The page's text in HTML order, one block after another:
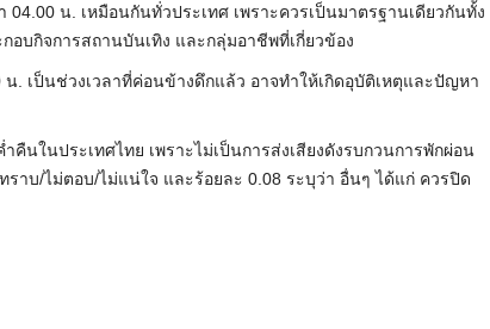
น. เหมือนกันทั่วประเทศ เพราะควรเป็นมาตรฐานเดียวกันทั้ง
อบกิจการสถานบันเทิง และกลุ่มอาชีพที่เกี่ยวข้อง
. เป็นช่วงเวลาที่ค่อนข้างดึกแล้ว อาจทำให้เกิดอุบัติเหตุและปัญหา
นในประเทศไทย เพราะไม่เป็นการส่งเสียงดังรบกวนการพักผ่อน
ราบ/ไม่ตอบ/ไม่แน่ใจ และร้อยละ 0.08 ระบุว่า อื่นๆ ได้แก่ ควรปิด